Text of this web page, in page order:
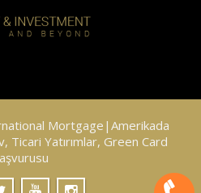
Mortgage|Amerikada
Ticari Yatırımlar, Green Card